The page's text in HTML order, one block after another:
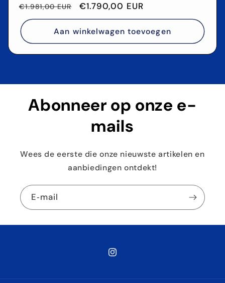
Normale
prijs
€1.981,00 EUR Aanbiedingsprijs
€1.790,00 EUR
Aan winkelwagen toevoegen
Abonneer op onze e-
mails
Wees de eerste die onze nieuwste artikelen en
aanbiedingen ontdekt!
E‑mail
Instagram